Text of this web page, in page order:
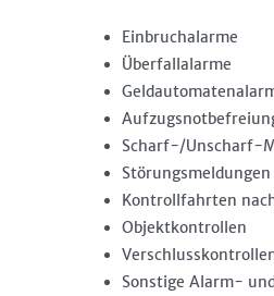
Einbruchalarme
Überfallalarme
Scharf-/Unscharf-
Kontrollfahrten
Objektkontrollen
Sonstige Alarm-